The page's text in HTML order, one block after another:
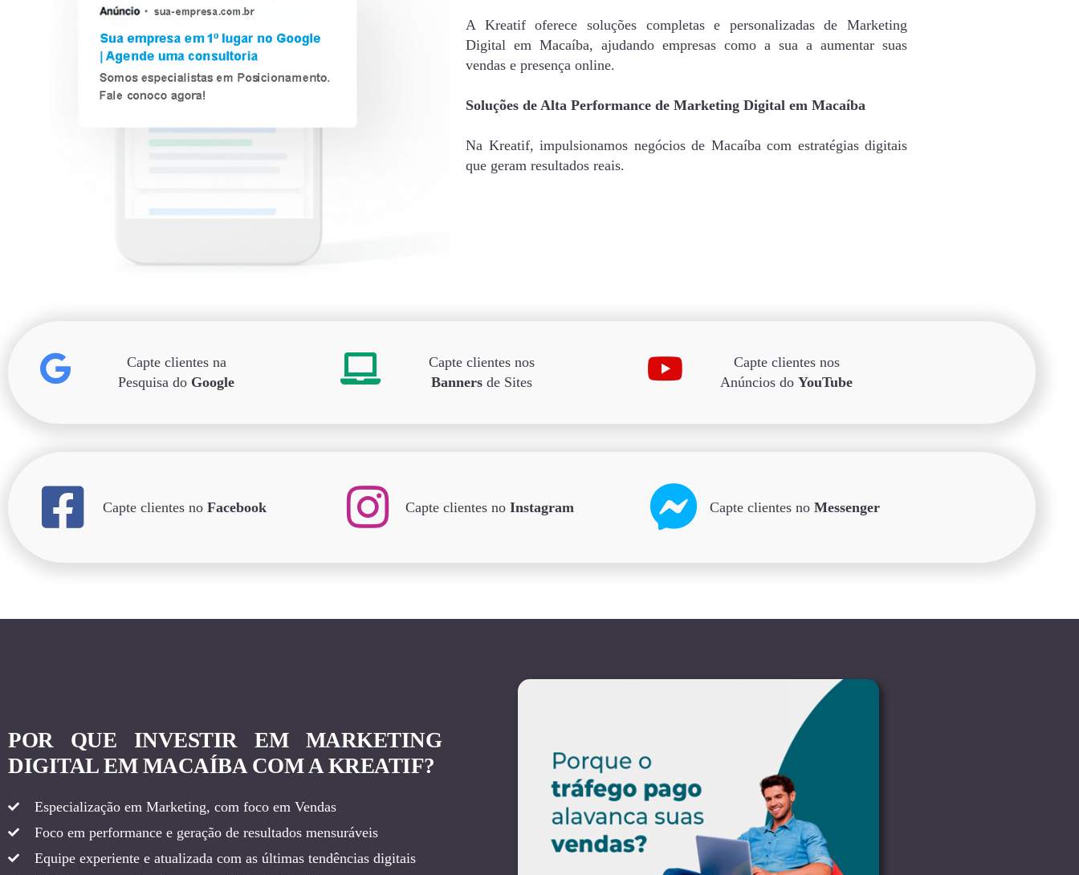
A Kreatif oferece soluções completas e personalizadas de Marketing
Digital em Macaíba, ajudando empresas como a sua a aumentar suas
vendas e presença online.
Soluções de Alta Performance de Marketing Digital em Macaíba
Na Kreatif, impulsionamos negócios de Macaíba com estratégias digitais
que geram resultados reais.
Capte clientes na
Pesquisa do Google
Capte clientes nos
Bannersde Sites
Capte clientes nos
Anúncios doYouTube
Capte clientes no Facebook Capte clientes no Instagram Capte clientes no Messenger
POR QUE INVESTIR EM MARKETING
DIGITAL EM MACAÍBA COM A KREATIF?
Especialização em Marketing, com foco em Vendas
Foco em performance e geração de resultados mensuráveis
Equipe experiente e atualizada com as últimas tendências digitais